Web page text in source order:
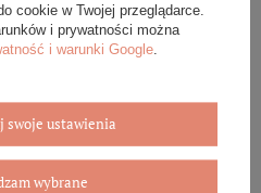
cookie w Twojej przeglądarce.
i prywatności można
i warunki Google
swoje ustawienia
wybrane